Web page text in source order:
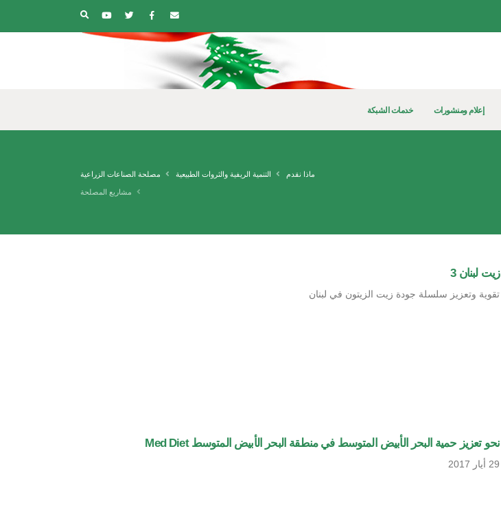
إعلام ومنشورات خدمات الشبكة
ماذا نقدم التنمية الريفية والثروات الطبيعية مصلحة الصناعات الزراعية
مشاريع المصلحة
زيت لبنان 3
تقوية وتعزيز سلسلة جودة زيت الزيتون في لبنان
نحو تعزيز حمية البحر الأبيض المتوسط في منطقة البحر الأبيض المتوسط Med Diet
29 أيار 2017